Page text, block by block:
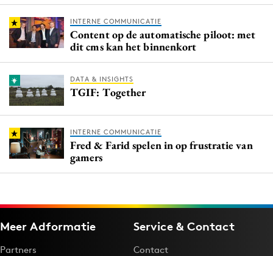
INTERNE COMMUNICATIE
Content op de automatische piloot: met
dit cms kan het binnenkort
DATA & INSIGHTS
TGIF: Together
INTERNE COMMUNICATIE
Fred & Farid spelen in op frustratie van
gamers
Meer Adformatie
Partners
Service & Contact
Contact